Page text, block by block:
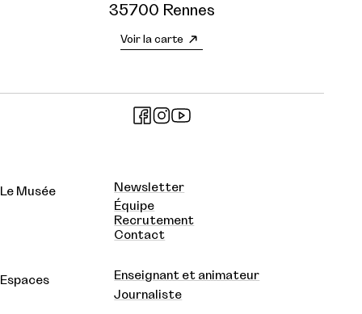
35700 Rennes
Voir la carte
Le Musée
Newsletter
Équipe
Recrutement
Contact
Espaces
Enseignant et animateur
Journaliste